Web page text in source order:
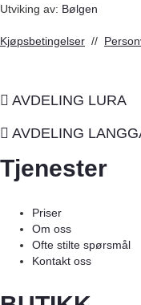
Utviking av: Bølgen
Kjøpsbetingelser //
AVDELING LURA
AVDELING
Tjenester
Priser
Om oss
Ofte stilte spørsmål
Kontakt oss